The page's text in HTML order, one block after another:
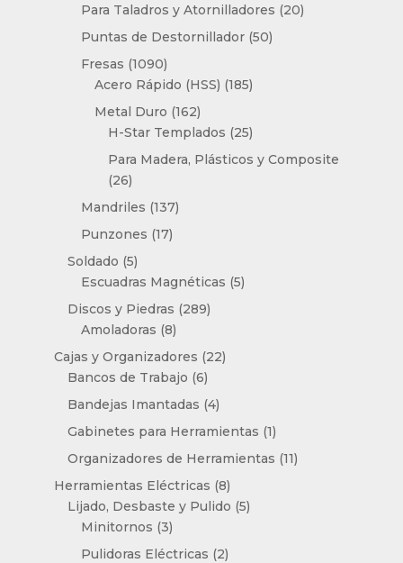
Para Taladros y Atornilladores 2020
Puntas de Destornillador 5050
Fresas 10901090
productos
Acero Rápido (HSS) 185185
Metal Duro 162162
productos
H-Star Templados 2525
productos
Para Madera, Plásticos y Composite
2626
productos
Mandriles 137137
Punzones 1717
Soldado 55
productos
Escuadras Magnéticas 55
Discos y Piedras 289289
Amoladoras 88
productos
Cajas y Organizadores 2222
Bancos de Trabajo 66
productos
Bandejas Imantadas 44
productos
Gabinetes para Herramientas 11
producto
Organizadores de Herramientas 1111
Herramientas Eléctricas 88
productos
Lijado, Desbaste y Pulido 55
Minitornos 33
productos
Pulidoras Eléctricas 22